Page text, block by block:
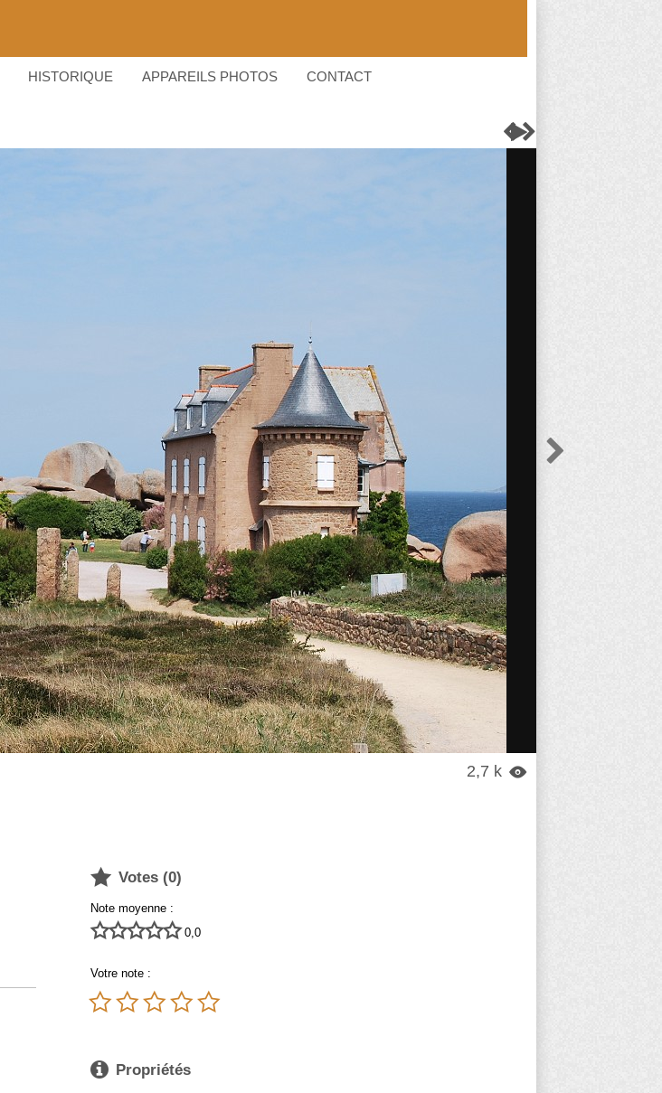
HISTORIQUE APPAREILS PHOTOS CONTACT


2,7 k 
 Votes (0)
Note moyenne :
 0,0
Votre note :

 Propriétés